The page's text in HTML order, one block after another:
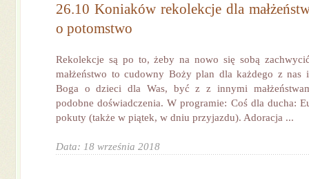
26.10 Koniaków rekolekcje dla
o potomstwo
Rekolekcje są po to, żeby na nowo się sobą
małżeństwo to cudowny Boży plan dla każdego z nas
Boga o dzieci dla Was, być z z innymi
podobne doświadczenia. W programie: Coś dla ducha:
pokuty (także w piątek, w dniu przyjazdu). Adoracja ...
Data: 18 września 2018